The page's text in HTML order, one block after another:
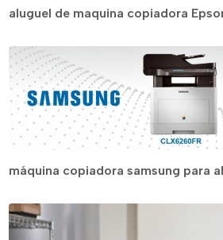
aluguel de maquina copiadora
máquina copiadora samsung para